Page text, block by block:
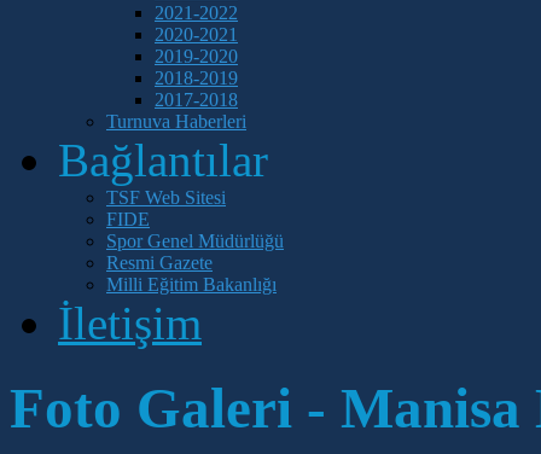
2021-2022
2020-2021
2019-2020
2018-2019
2017-2018
Turnuva Haberleri
Bağlantılar
TSF Web Sitesi
FIDE
Spor Genel Müdürlüğü
Resmi Gazete
Milli Eğitim Bakanlığı
İletişim
Foto Galeri -